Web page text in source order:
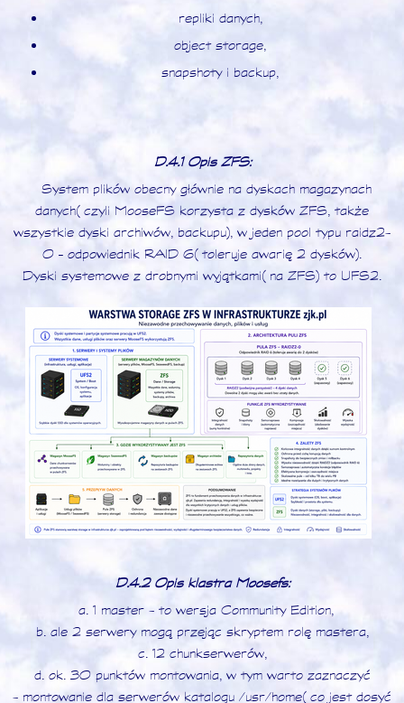
repliki danych,
object storage,
snapshoty i backup,
D.4.1 Opis ZFS:
System plików obecny głównie na dyskach magazynach
danych (czyli MooseFS korzysta z dysków ZFS, także
wszystkie dyski archiwów, backupu), w jeden pool typu raidz2-
0 – odpowiednik RAID 6 (toleruje awarię 2 dysków).
Dyski systemowe z drobnymi wyjątkami (na ZFS) to UFS2.
D.4.2 Opis klastra Moosefs:
a. 1 master - to wersja Community Edition,
b. ale 2 serwery mogą przejąc skryptem rolę mastera,
c. 12 chunkserwerów,
d. ok. 30 punktów montowania, w tym warto zaznaczyć
- montowanie dla serwerów katalogu /usr/home (co jest dosyć